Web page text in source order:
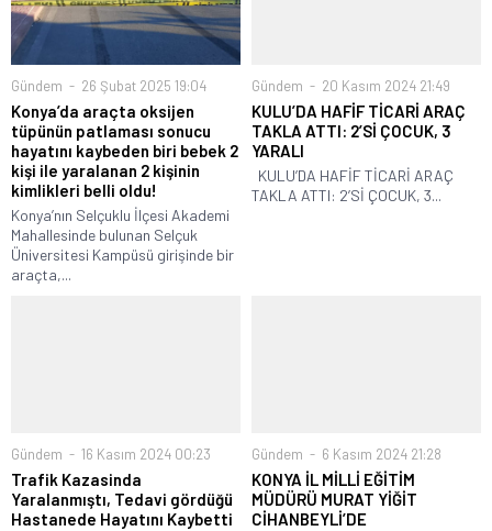
Gündem 26 Şubat 2025 19:04
Konya’da araçta oksijen
tüpünün patlaması sonucu
hayatını kaybeden biri bebek 2
kişi ile yaralanan 2 kişinin
kimlikleri belli oldu!
Konya’nın Selçuklu İlçesi Akademi
Mahallesinde bulunan Selçuk
Üniversitesi Kampüsü girişinde bir
araçta,...
Gündem 20 Kasım 2024 21:49
KULU’DA HAFİF TİCARİ ARAÇ
TAKLA ATTI: 2’Sİ ÇOCUK, 3
YARALI
KULU’DA HAFİF TİCARİ ARAÇ
TAKLA ATTI: 2’Sİ ÇOCUK, 3...
Gündem 16 Kasım 2024 00:23
Trafik Kazasinda
Yaralanmıştı, Tedavi gördüğü
Hastanede Hayatını Kaybetti
Gündem 6 Kasım 2024 21:28
KONYA İL MİLLİ EĞİTİM
MÜDÜRÜ MURAT YİĞİT
CİHANBEYLİ’DE